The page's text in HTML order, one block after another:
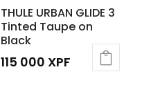
THULE URBAN GLIDE 3
Tinted Taupe on
Black
115 000 XPF